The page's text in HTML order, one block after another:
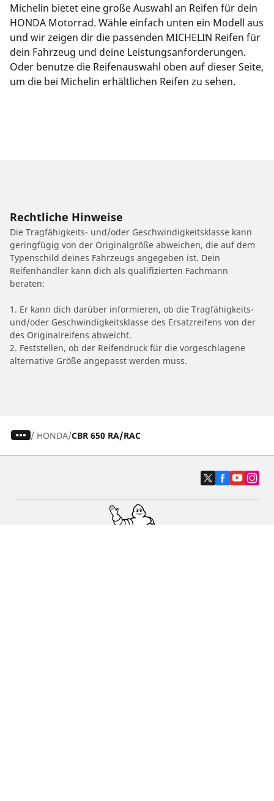
Michelin bietet eine große Auswahl an Reifen für dein
HONDA Motorrad. Wähle einfach unten ein Modell aus
und wir zeigen dir die passenden MICHELIN Reifen für
dein Fahrzeug und deine Leistungsanforderungen.
Oder benutze die Reifenauswahl oben auf dieser Seite,
um die bei Michelin erhältlichen Reifen zu sehen.
Rechtliche Hinweise
Die Tragfähigkeits- und/oder Geschwindigkeitsklasse kann
geringfügig von der Originalgröße abweichen, die auf dem
Typenschild deines Fahrzeugs angegeben ist. Dein
Reifenhändler kann dich als qualifizierten Fachmann
beraten:
1. Er kann dich darüber informieren, ob die Tragfähigkeits-
und/oder Geschwindigkeitsklasse des Ersatzreifens von der
des Originalreifens abweicht.
2. Feststellen, ob der Reifendruck für die vorgeschlagene
alternative Größe angepasst werden muss.
/ HONDA CBR 650 RA/RAC